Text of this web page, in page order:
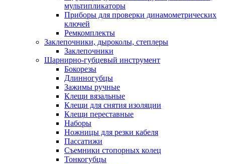
мультипликаторы
Приборы для проверки динамометрических
ключей
Ремкомплекты
Заклепочники, дыроколы, степлеры
Заклепочники
Шарнирно-губцевый инструмент
Бокорезы
Длинногубцы
Зажимы ручные
Клещи вязальные
Клещи для снятия изоляции
Клещи переставные
Наборы
Ножницы для резки кабеля
Пассатижи
Съемники стопорных колец
Тонкогубцы